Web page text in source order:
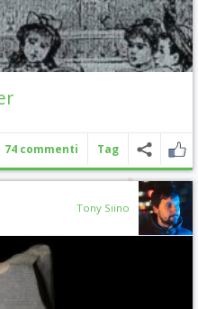
74 commenti Tag
Tony Siino